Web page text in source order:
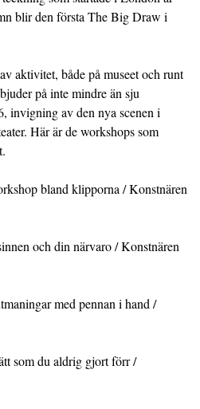
blir den första The Big Draw i
aktivitet, både på museet och runt
på inte mindre än sju
invigning av den nya scenen i
Här är de workshops som
bland klipporna / Konstnären
och din närvaro / Konstnären
med pennan i hand /
som du aldrig gjort förr /